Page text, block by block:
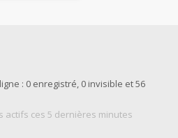
: 0 enregistré, 0 invisible et 56
actifs ces 5 dernières minutes